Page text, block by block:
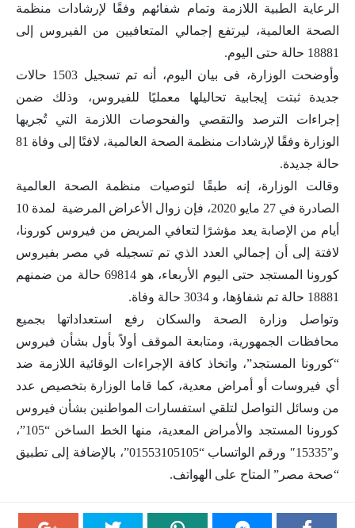
الرعاية الطبية اللازمة وتمام شفائهم وفقًا لإرشادات منظمة
الصحة العالمية، ليرتفع إجمالي المتعافيين من الفيروس إلى
18881 حالة حتى اليوم.
وأوضحت الوزارة، فى بيان اليوم، أنه تم تسجيل 1503 حالات
جديدة ثبتت إيجابية تحاليلها معمليًا للفيروس، وذلك ضمن
إجراءات الترصد والتقصي والفحوصات اللازمة التي تُجريها
الوزارة وفقًا لإرشادات منظمة الصحة العالمية، لافتًا إلى وفاة 81
حالة جديدة.
وقالت الوزارة، إنه طبقًا لتوصيات منظمة الصحة العالمية
الصادرة في 27 مايو 2020، فإن زوال الأعراض المرضية لمدة 10
أيام من الإصابة يعد مؤشرًا لتعافي المريض من فيروس كورونا،
لافتة إلى أن إجمالي العدد الذي تم تسجيله في مصر بفيروس
كورونا المستجد حتى اليوم الأربعاء، هو 69814 حالة من ضمنهم
18881 حالة تم شفاؤها، و 3034 حالة وفاة.
وتواصل وزارة الصحة والسكان رفع استعداداتها بجميع
محافظات الجمهورية، ومتابعة الموقف أولاً بأول بشأن فيروس
“كورونا المستجد”، واتخاذ كافة الإجراءات الوقائية اللازمة ضد
أي فيروسات أو أمراض معدية، كما قاما الوزارة بتخصيص عدد
من وسائل التواصل لتلقي استفسارات المواطنين بشأن فيروس
كورونا المستجد والأمراض المعدية، منها الخط الساخن “105”،
و”15335″ ورقم الواتساب “01553105105”، بالإضافة إلى تطبيق
“صحة مصر” المتاح على الهواتف.